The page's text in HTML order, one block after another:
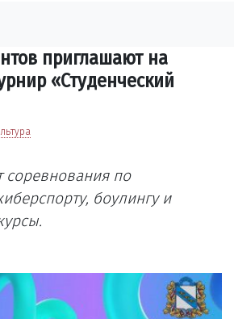
приглашают на
«Студенческий
соревнования по
боулингу и